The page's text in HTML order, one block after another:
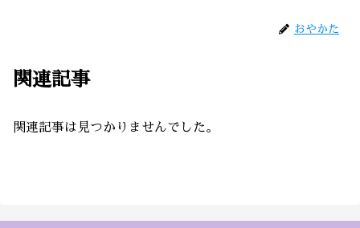
おやかた
関連記事
関連記事は見つかりませんでした。